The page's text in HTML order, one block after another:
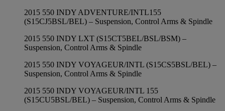
2015 550 INDY ADVENTURE/INTL155
(S15CJ5BSL/BEL) – Suspension, Control Arms & Spindle
2015 550 INDY LXT (S15CT5BEL/BSL/BSM) –
Suspension, Control Arms & Spindle
2015 550 INDY VOYAGEUR/INTL (S15CS5BSL/BEL) –
Suspension, Control Arms & Spindle
2015 550 INDY VOYAGEUR/INTL 155
(S15CU5BSL/BEL) – Suspension, Control Arms & Spindle